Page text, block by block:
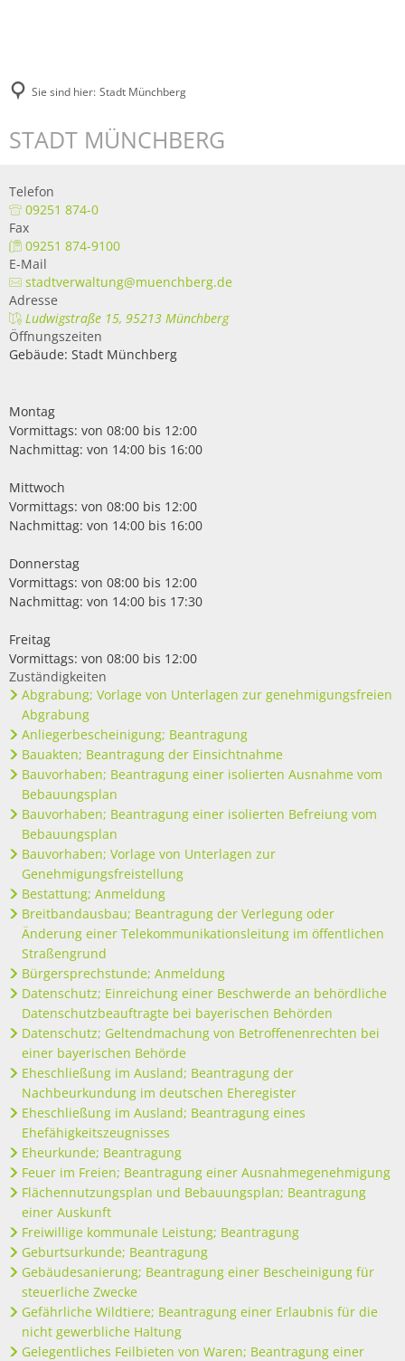
Sie sind hier: Stadt Münchberg
STADT MÜNCHBERG
Telefon
09251 874-0
Fax
09251 874-9100
E-Mail
stadtverwaltung@muenchberg.de
Adresse
Ludwigstraße 15, 95213 Münchberg
Öffnungszeiten
Gebäude: Stadt Münchberg
Montag
Vormittags: von 08:00 bis 12:00
Nachmittag: von 14:00 bis 16:00
Mittwoch
Vormittags: von 08:00 bis 12:00
Nachmittag: von 14:00 bis 16:00
Donnerstag
Vormittags: von 08:00 bis 12:00
Nachmittag: von 14:00 bis 17:30
Freitag
Vormittags: von 08:00 bis 12:00
Zuständigkeiten
Abgrabung; Vorlage von Unterlagen zur genehmigungsfreien
Abgrabung
Anliegerbescheinigung; Beantragung
Bauakten; Beantragung der Einsichtnahme
Bauvorhaben; Beantragung einer isolierten Ausnahme vom
Bebauungsplan
Bauvorhaben; Beantragung einer isolierten Befreiung vom
Bebauungsplan
Bauvorhaben; Vorlage von Unterlagen zur
Genehmigungsfreistellung
Bestattung; Anmeldung
Breitbandausbau; Beantragung der Verlegung oder
Änderung einer Telekommunikationsleitung im öffentlichen
Straßengrund
Bürgersprechstunde; Anmeldung
Datenschutz; Einreichung einer Beschwerde an behördliche
Datenschutzbeauftragte bei bayerischen Behörden
Datenschutz; Geltendmachung von Betroffenenrechten bei
einer bayerischen Behörde
Eheschließung im Ausland; Beantragung der
Nachbeurkundung im deutschen Eheregister
Eheschließung im Ausland; Beantragung eines
Ehefähigkeitszeugnisses
Eheurkunde; Beantragung
Feuer im Freien; Beantragung einer Ausnahmegenehmigung
Flächennutzungsplan und Bebauungsplan; Beantragung
einer Auskunft
Freiwillige kommunale Leistung; Beantragung
Geburtsurkunde; Beantragung
Gebäudesanierung; Beantragung einer Bescheinigung für
steuerliche Zwecke
Gefährliche Wildtiere; Beantragung einer Erlaubnis für die
nicht gewerbliche Haltung
Gelegentliches Feilbieten von Waren; Beantragung einer